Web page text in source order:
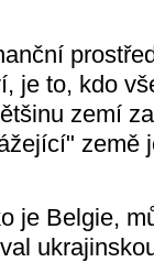
je to, kdo
zemí
země
Belgie,